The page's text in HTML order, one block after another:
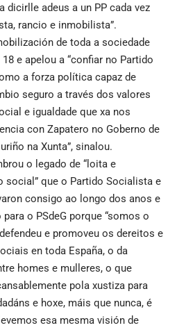
dicirlle adeus a un PP cada vez
rancio e inmobilista”.
de toda a sociedade
e apelou a “confiar no Partido
a forza política capaz de
seguro a través dos valores
e igualdade que xa nos
con Zapatero no Goberno de
na Xunta”, sinalou.
o legado de “loita e
social” que o Partido Socialista e
consigo ao longo dos anos e
o PSdeG porque “somos o
e promoveu os dereitos e
en toda España, o da
homes e mulleres, o que
pola xustiza para
e hoxe, máis que nunca, é
esa mesma visión de